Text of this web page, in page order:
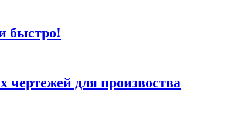
быстро!
чертежей для произвоства